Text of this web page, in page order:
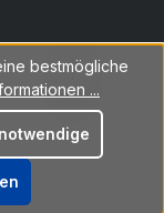
bestmögliche
...